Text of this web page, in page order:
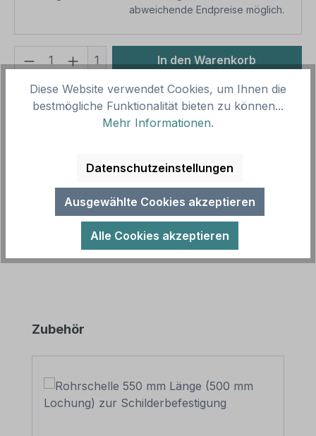
abweichende Endpreise möglich.
Produkt Anzahl: Gib den
1 In den Warenkorb
Produktnummer:SH16037.1
Vorlagenummer:
P-Q-17
Parkschein lösen - mit Pfeil - quadratisch -
Verkehrsschild. Zur Kennzeichnung von…Mehr
Produktgalerie überspringen
Zubehör
Diese Website verwendet Cookies, um Ihnen die
bestmögliche Funktionalität bieten zu können...
Mehr Informationen.
Datenschutzeinstellungen
Ausgewählte Cookies akzeptieren
Alle Cookies akzeptieren